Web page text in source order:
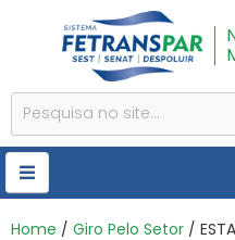
HOME
Home / Giro Pelo Setor / ESTADÃO -